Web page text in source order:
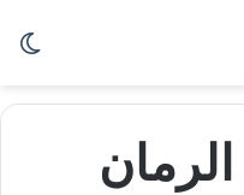
الرمان